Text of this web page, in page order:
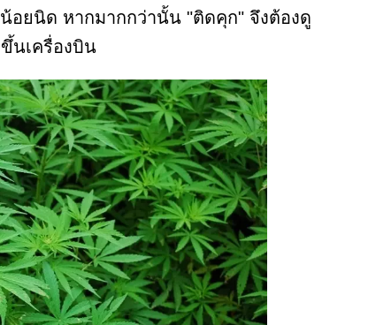
อยนิด หากมากกว่านั้น "ติดคุก" จึงต้องดู
นเครื่องบิน